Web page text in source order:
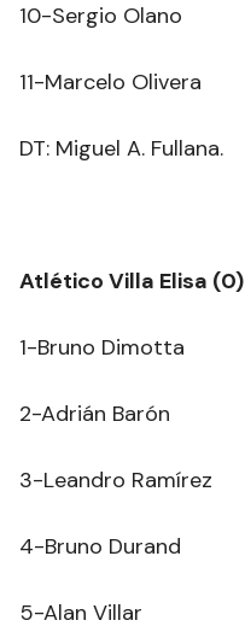
10-Sergio Olano
11-Marcelo Olivera
DT: Miguel A. Fullana.
Atlético Villa Elisa (0)
1-Bruno Dimotta
2-Adrián Barón
3-Leandro Ramírez
4-Bruno Durand
5-Alan Villar